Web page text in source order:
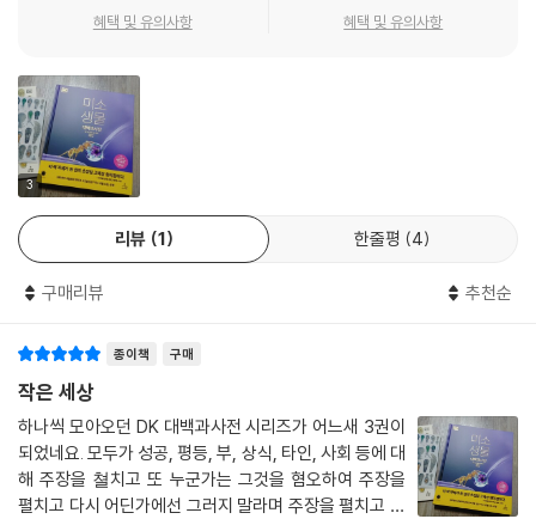
힘 같은 화학 분자 간 작용력을 이용해 풀에 매달리는 산개미거미의 솜털
장을 넘길 때마다 상상도 못 한 미소 세계의 광경에 거대한 충격을 받게 되
리라.
지구에는 120만 종이 넘는 생명체가 존재하지만, 아직 발견되지 않는 수백
만 종의 생명체 대부분은 미시 세계에 속해 있다. 세포를 탐험하는 방법은
최신 기술과 함께 발달해 왔다. 전통적인 유리 렌즈를 이용해 빛을 모으는
광학 현미경 사진(light micrograph, LM)은 대상을 최대 1000배까지
자빔을 이용해 확대력을 100만 배까지 높인다. 투과형 전자 현미경 사진(t
편에 투과시킨 것이며 주사형 전자 현미경 사진(scanning electron mic
rograph, SEM)은 고체 표본을 전자빔으로 스캔해 3차원 효과를 얻는다.
지름이 0.1마이크로미터(1000억분의 1미터)에 불과한 SARS-CoV-2
(코로나19 대유행을 일으킨 코로나바이러스)에서부터 복잡한 모낭과 꽃
가루 구조에 이르기까지 온갖 생명 형태의 근간을 최첨단 과학적 이미지로
혜택 및 유의사항 혜택 및 유의사항
3
리뷰 1 한줄평 4
구매리뷰 추천순
종이책 구매
작은 세상
하나씩 모아오던 DK 대백과사전 시리즈가 어느새 3권이
되었네요. 모두가 성공, 평등, 부, 상식, 타인, 사회 등에 대
해 주장을 쳘치고 또 누군가는 그것을 혐오하여 주장을
펼치고 다시 어딘가에선 그러지 말라며 주장을 펼치고 자